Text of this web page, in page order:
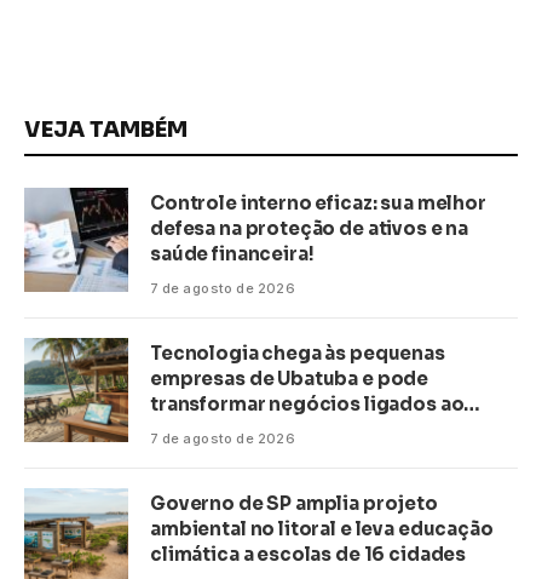
VEJA TAMBÉM
Controle interno eficaz: sua melhor
defesa na proteção de ativos e na
saúde financeira!
7 de agosto de 2026
Tecnologia chega às pequenas
empresas de Ubatuba e pode
transformar negócios ligados ao
turismo no litoral
7 de agosto de 2026
Governo de SP amplia projeto
ambiental no litoral e leva educação
climática a escolas de 16 cidades